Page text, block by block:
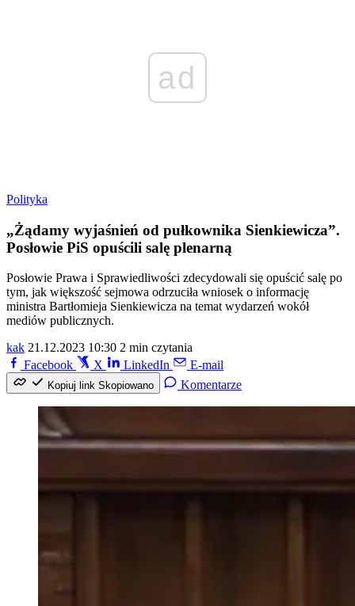
ad
Polityka
„Żądamy wyjaśnień od pułkownika Sienkiewicza”.
Posłowie PiS opuścili salę plenarną
Posłowie Prawa i Sprawiedliwości zdecydowali się opuścić salę po
tym, jak większość sejmowa odrzuciła wniosek o informację
ministra Bartłomieja Sienkiewicza na temat wydarzeń wokół
mediów publicznych.
kak 21.12.2023 10:30 2 min czytania
Facebook
X LinkedIn E-mail
Kopiuj link Skopiowano Komentarze